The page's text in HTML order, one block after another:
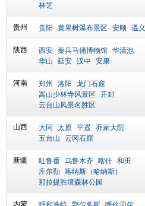
林芝
贵州 贵阳 黄果树瀑布景区 安顺 遵义
陕西 西安 秦兵马俑博物馆 华清池
华山
延安 汉中 安康
河南 郑州 洛阳
龙门石窟
嵩山少林寺风景区
开封
云台山风景名胜区
山西 大同 太原 平遥
乔家大院
五台山
云冈石窟
新疆 吐鲁番 乌鲁木齐 喀什 和田
库尔勒 喀纳斯（哈纳斯）
那拉提胜境森林公园
内蒙